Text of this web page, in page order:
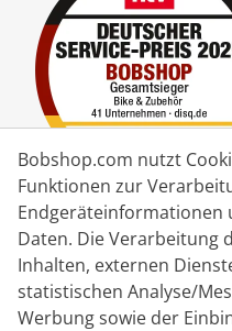
Kontakt
Lieferpartner
Bobshop.com nutzt
Funktionen zur
Endgeräteinformationen
Daten. Die Verarbeitung
Inhalten, externen
statistischen Analyse/
Werbung sowie der